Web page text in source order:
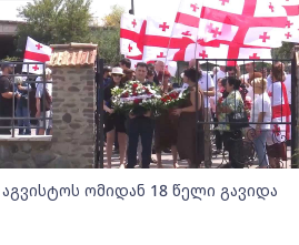
აგვისტოს ომიდან 18 წელი გავიდა